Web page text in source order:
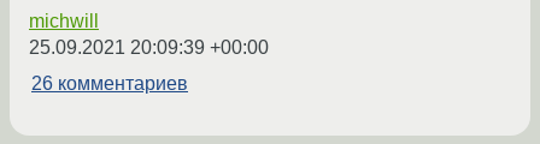
michwill
25.09.2021 20:09:39 +00:00
26 комментариев